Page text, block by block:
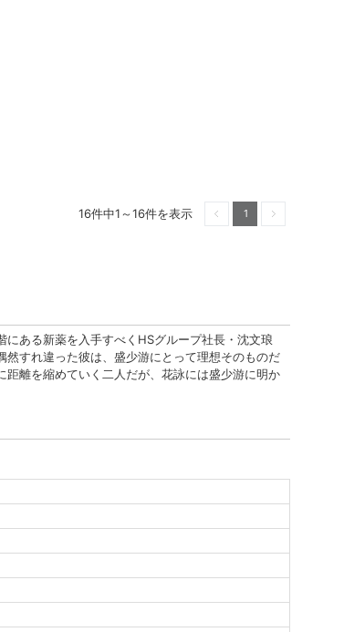
16件中1～16件を表示 1
ある新薬を入手すべくHSグループ社長・沈文琅
然すれ違った彼は、盛少游にとって理想そのものだ
離を縮めていく二人だが、花詠には盛少游に明か